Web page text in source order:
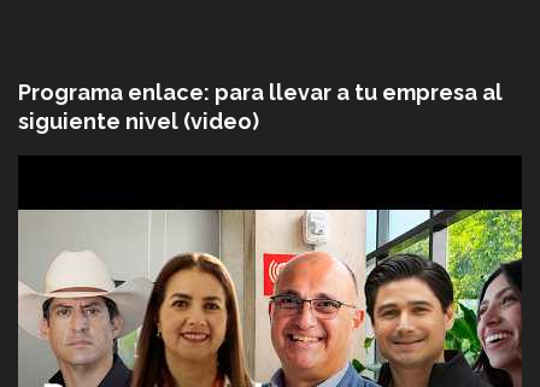
Programa enlace: para llevar a tu empresa al
siguiente nivel (video)